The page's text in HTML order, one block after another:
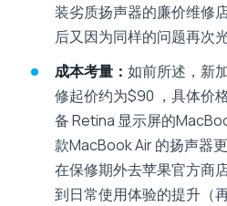
装劣质扬声器的廉价维修
后又因为同样的问题再次光
成本考量： 如前所述，新
修起价约为$90 ，具体价
备 Retina 显示屏的
款MacBook Air 的扬声器
在保修期外去苹果官方商
到日常使用体验的提升（